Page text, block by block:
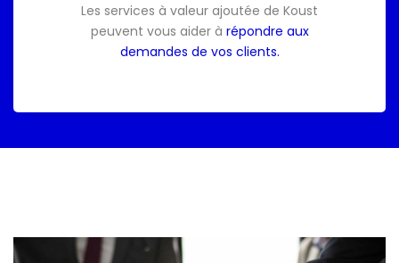
Les services à valeur ajoutée de Koust
peuvent vous aider à répondre aux
demandes de vos clients.